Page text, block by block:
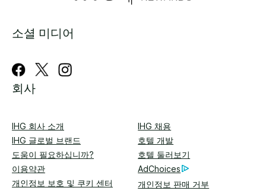
소셜 미디어
회사
IHG 회사 소개
IHG 채용
IHG 글로벌 브랜드
호텔 개발
도움이 필요하십니까?
호텔 둘러보기
이용약관
AdChoices
개인정보 보호 및 쿠키 센터
개인정보 판매 거부